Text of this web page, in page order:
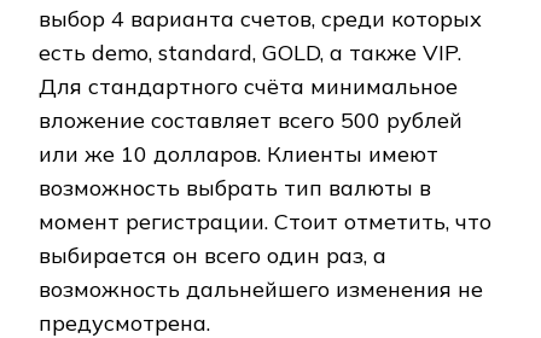
выбор 4 варианта счетов, среди которых
есть demo, standard, GOLD, а также VIP.
Для стандартного счёта минимальное
вложение составляет всего 500 рублей
или же 10 долларов. Клиенты имеют
возможность выбрать тип валюты в
момент регистрации. Стоит отметить, что
выбирается он всего один раз, а
возможность дальнейшего изменения не
предусмотрена.